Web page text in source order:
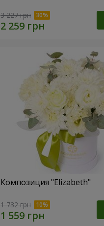
3 227 грн
Композиция "Elizabeth"
1 732 грн